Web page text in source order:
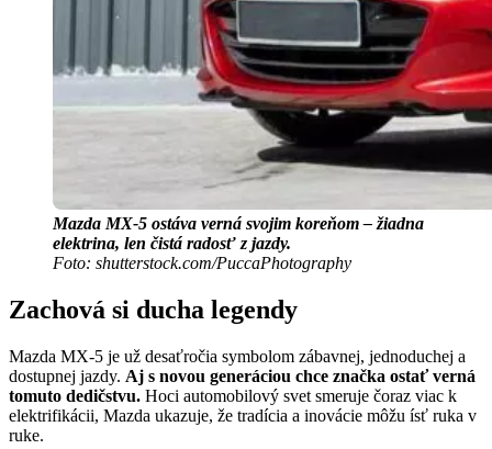
Mazda MX-5 ostáva verná svojim koreňom – žiadna
elektrina, len čistá radosť z jazdy.
Foto: shutterstock.com/PuccaPhotography
Zachová si ducha legendy
Mazda MX-5 je už desaťročia symbolom zábavnej, jednoduchej a
dostupnej jazdy. Aj s novou generáciou chce značka ostať verná
tomuto dedičstvu. Hoci automobilový svet smeruje čoraz viac k
elektrifikácii, Mazda ukazuje, že tradícia a inovácie môžu ísť ruka v
ruke.